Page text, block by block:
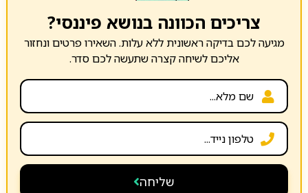
צריכים הכוונה בנושא פיננסי?
מגיעה לכם בדיקה ראשונית ללא עלות. השאירו פרטים ונחזור
אליכם לשיחה קצרה שתעשה לכם סדר.
שליחה